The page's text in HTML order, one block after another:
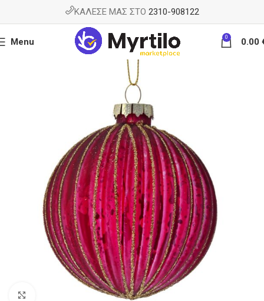
ΚΑΛΕΣΕ ΜΑΣ ΣΤΟ 2310-908122
Menu 0 0.00
Κάντε κλικ για μεγέθυνση